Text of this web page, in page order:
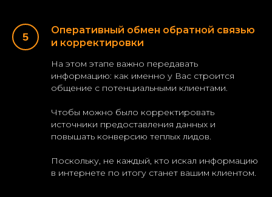
Оперативный обмен обратной связью
и корректировки
На этом этапе важно передавать
информацию: как именно у Вас строится
общение с потенциальными клиентами.
Чтобы можно было корректировать
источники предоставления данных и
повышать конверсию теплых лидов.
Поскольку, не каждый, кто искал информацию
в интернете по итогу станет вашим клиентом.